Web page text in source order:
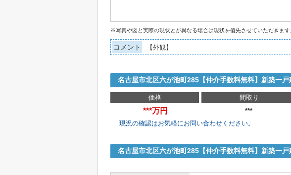
※写真や図と実際の現状とが異なる場合は現状を優先させていただきます
コメント 【外観】
名古屋市北区六が池町285【仲介手数料無料】新築一
価格 間取り
***万円 ***
現況の確認はお気軽にお問い合わせください。
名古屋市北区六が池町285【仲介手数料無料】新築一